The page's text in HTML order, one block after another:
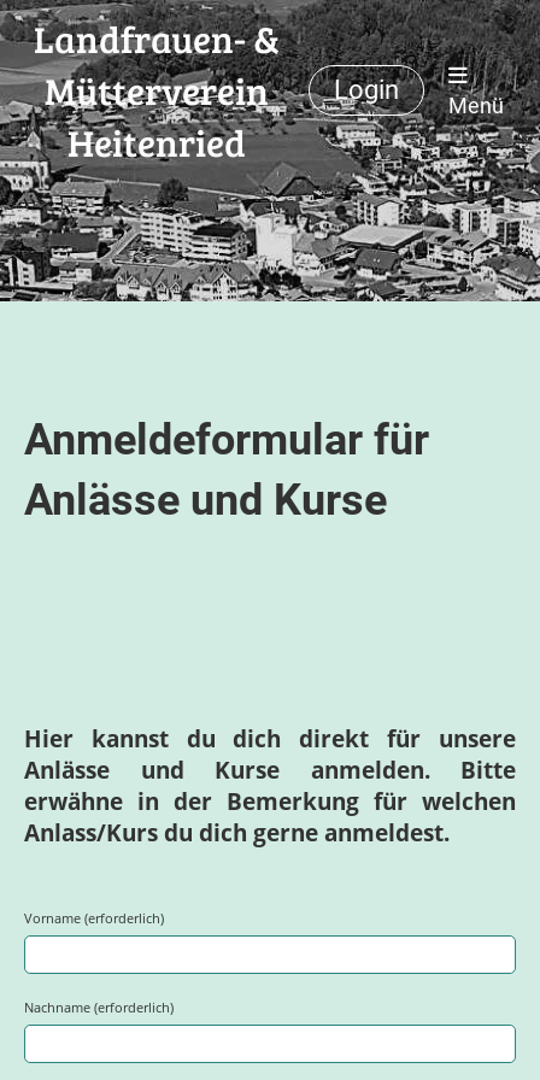
Landfrauen- &
Mütterverein
Heitenried
Login
Menü
Anmeldeformular für
Anlässe und Kurse
Hier kannst du dich direkt für unsere
Anlässe und Kurse anmelden. Bitte
erwähne in der Bemerkung für welchen
Anlass/Kurs du dich gerne anmeldest.
Vorname (erforderlich)
Nachname (erforderlich)